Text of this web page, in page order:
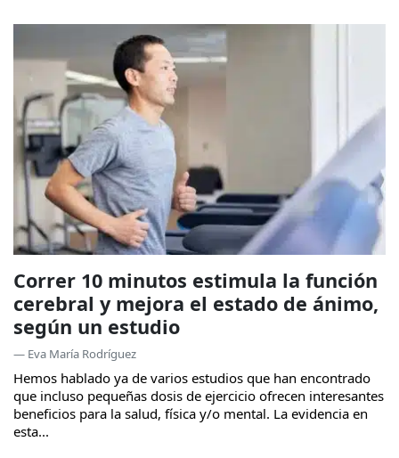
Correr 10 minutos estimula la función
cerebral y mejora el estado de ánimo,
según un estudio
— Eva María Rodríguez
Hemos hablado ya de varios estudios que han encontrado
que incluso pequeñas dosis de ejercicio ofrecen interesantes
beneficios para la salud, física y/o mental. La evidencia en
esta...